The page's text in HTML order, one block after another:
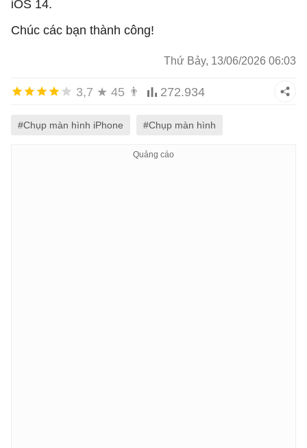
iOS 14.
Chúc các bạn thành công!
Thứ Bảy, 13/06/2026 06:03
3,7 ★ 45 👨 272.934
#Chụp màn hình iPhone #Chụp màn hình